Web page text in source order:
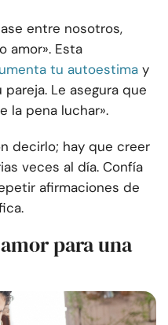
entre nosotros,
amor». Esta
tu autoestima y
Le asegura que
la pena luchar».
decirlo; hay que creer
veces al día. Confía
afirmaciones de
para una